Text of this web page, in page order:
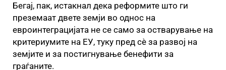
Бегај, пак, истакнал дека реформите што ги
преземаат двете земји во однос на
евроинтеграцијата не се само за остварување на
критериумите на ЕУ, туку пред сè за развој на
земјите и за постигнување бенефити за
граѓаните.